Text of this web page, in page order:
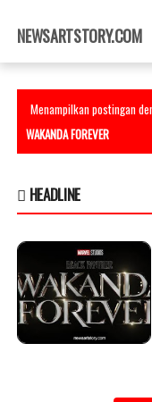
×
NEWSARTSTORY.COM
Menampilkan postingan
WAKANDA FOREVER
HEADLINE